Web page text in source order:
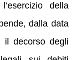
della
dalla data
il decorso degli